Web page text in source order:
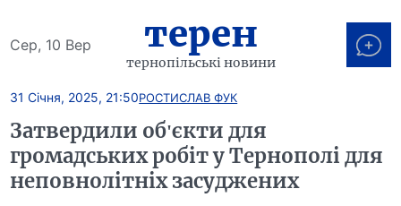
Сер, 10 Вер терен
тернопільські новини
31 Січня, 2025, 21:50РОСТИСЛАВ ФУК
Затвердили об'єкти для
громадських робіт у Тернополі для
неповнолітніх засуджених